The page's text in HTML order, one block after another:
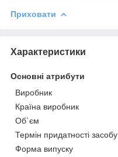
Приховати
Характеристики
Основні атрибути
Виробник
Країна виробник
Об`єм
Термін придатності засобу
Форма випуску